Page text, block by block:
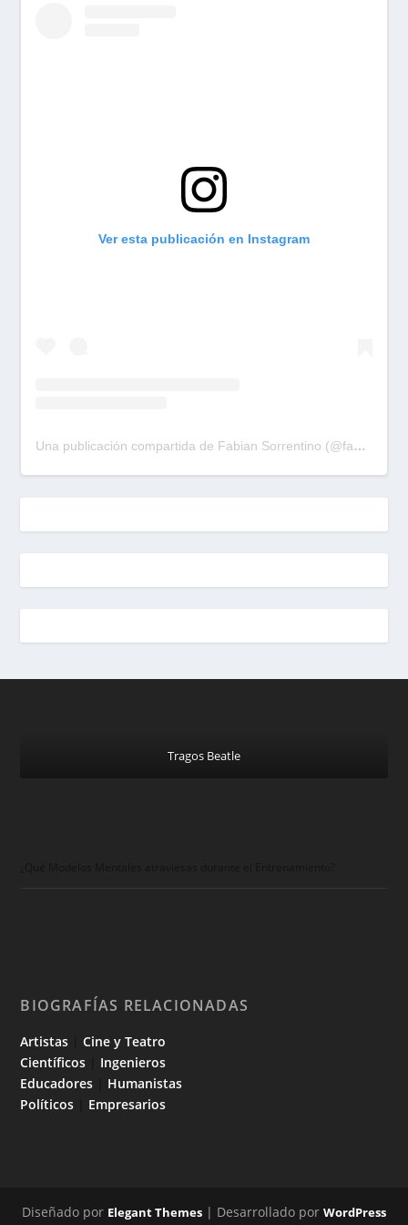
Ver esta publicación en Instagram
Una publicación compartida de Fabian Sorrentino (@fabiansonria)
Tragos Beatle
BIOGRAFÍAS RELACIONADAS
Artistas |Cine y Teatro
Científicos
Ingenieros
Educadores
Humanistas
Políticos
Empresarios
Diseñado por Elegant Themes | Desarrollado por WordPress